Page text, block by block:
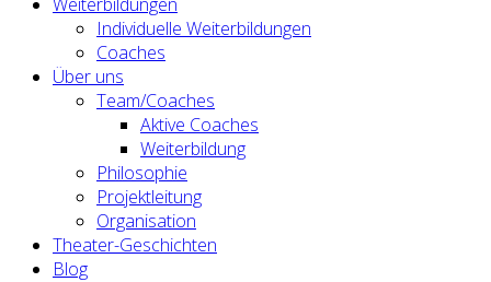
Individuelle Weiterbildungen
Coaches
Über uns
Team/Coaches
Aktive Coaches
Weiterbildung
Philosophie
Projektleitung
Organisation
Theater-Geschichten
Blog